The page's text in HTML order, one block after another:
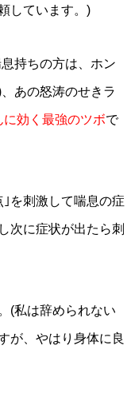
しています。)
持ちの方は、ホン
あの怒涛のせきラ
に効く最強のツボで
を刺激して喘息の症
次に症状が出たら刺
(私は辞められない
が、やはり身体に良